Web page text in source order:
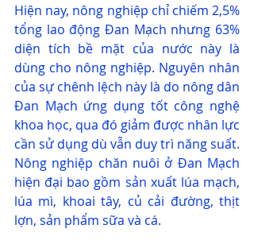
Hiện nay, nông nghiệp chỉ chiếm 2,5%
tổng lao động Đan Mạch nhưng 63%
diện tích bề mặt của nước này là
dùng cho nông nghiệp. Nguyên nhân
của sự chênh lệch này là do nông dân
Đan Mạch ứng dụng tốt công nghệ
khoa học, qua đó giảm được nhân lực
cần sử dụng dù vẫn duy trì năng suất.
Nông nghiệp chăn nuôi ở Đan Mạch
hiện đại bao gồm sản xuất lúa mạch,
lúa mì, khoai tây, củ cải đường, thịt
lợn, sản phẩm sữa và cá.